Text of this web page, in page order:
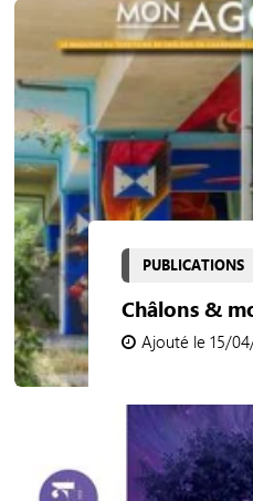
PUBLICATIONS
Châlons &
Ajouté le 15/